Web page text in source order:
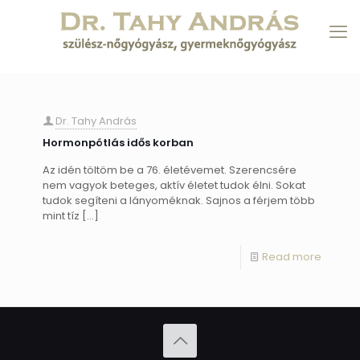
Dr. Tahy András
Hormonpótlás idős korban
Az idén töltöm be a 76. életévemet. Szerencsére
nem vagyok beteges, aktív életet tudok élni. Sokat
tudok segíteni a lányoméknak. Sajnos a férjem több
mint tíz […]
Read more